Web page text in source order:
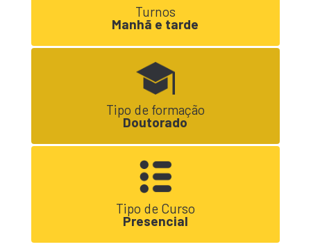
Turnos
Manhã e tarde
Tipo de formação
Doutorado
Tipo de Curso
Presencial